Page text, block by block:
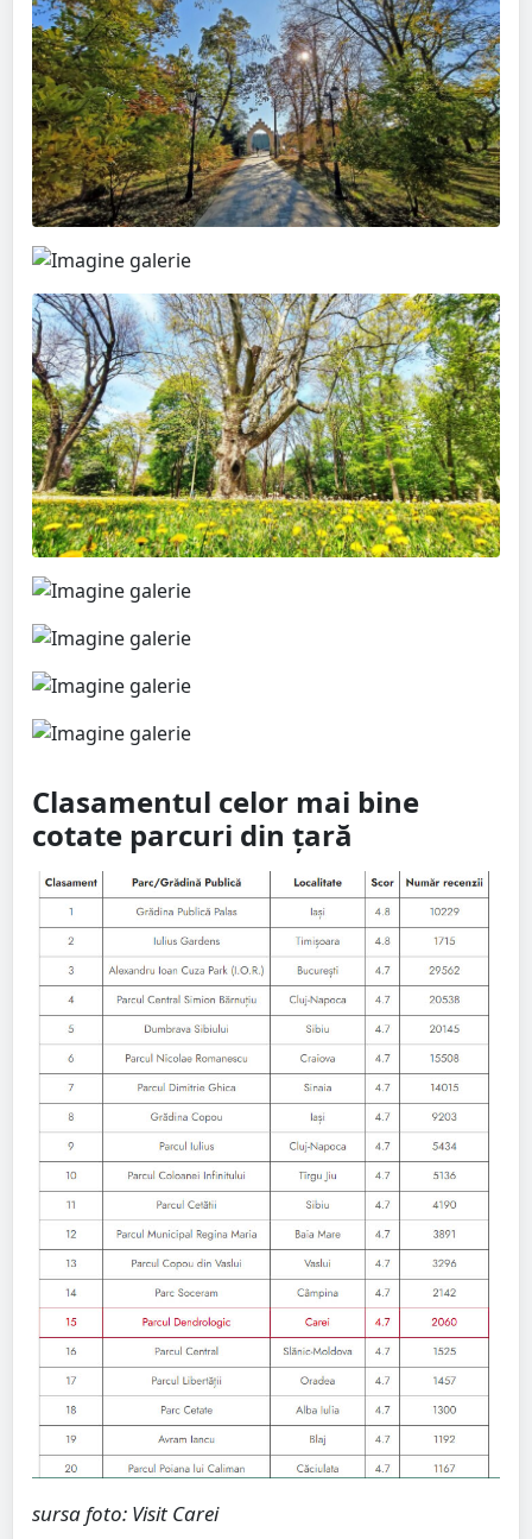
Clasamentul celor mai bine
cotate parcuri din țară
sursa foto: Visit Carei